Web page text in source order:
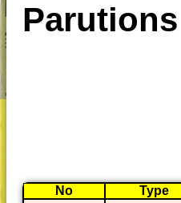
Parutions
No Type